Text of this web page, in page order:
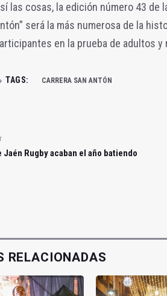
las cosas, la edición número 43 de
será la más numerosa de la
en la prueba de adultos y
TAGS: CARRERA SAN ANTÓN
Jaén Rugby acaban el año batiendo
RELACIONADAS